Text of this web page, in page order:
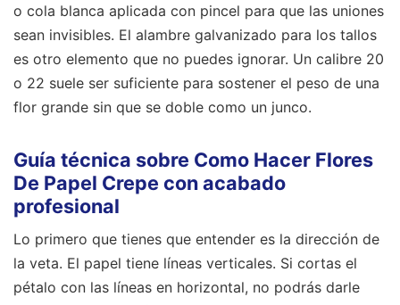
o cola blanca aplicada con pincel para que las uniones
sean invisibles. El alambre galvanizado para los tallos
es otro elemento que no puedes ignorar. Un calibre 20
o 22 suele ser suficiente para sostener el peso de una
flor grande sin que se doble como un junco.
Guía técnica sobre Como Hacer Flores
De Papel Crepe con acabado
profesional
Lo primero que tienes que entender es la dirección de
la veta. El papel tiene líneas verticales. Si cortas el
pétalo con las líneas en horizontal, no podrás darle